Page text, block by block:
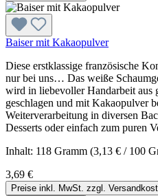
Baiser mit Kakaopulver
Diese erstklassige französische
nur bei uns… Das weiße
wird in liebevoller Handarbeit aus
geschlagen und mit Kakaopulver
Weiterverarbeitung in diversen
Desserts oder einfach zum puren
Inhalt: 118 Gramm (3,13 € / 100
3,69 €
Preise inkl. MwSt. zzgl.